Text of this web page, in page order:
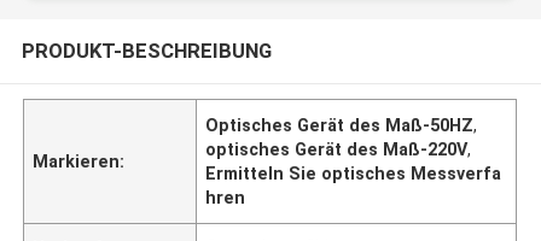
PRODUKT-BESCHREIBUNG
Markieren:
Optisches Gerät des Maß-50HZ,
optisches Gerät des Maß-220V,
Ermitteln Sie optisches Messverfa
hren